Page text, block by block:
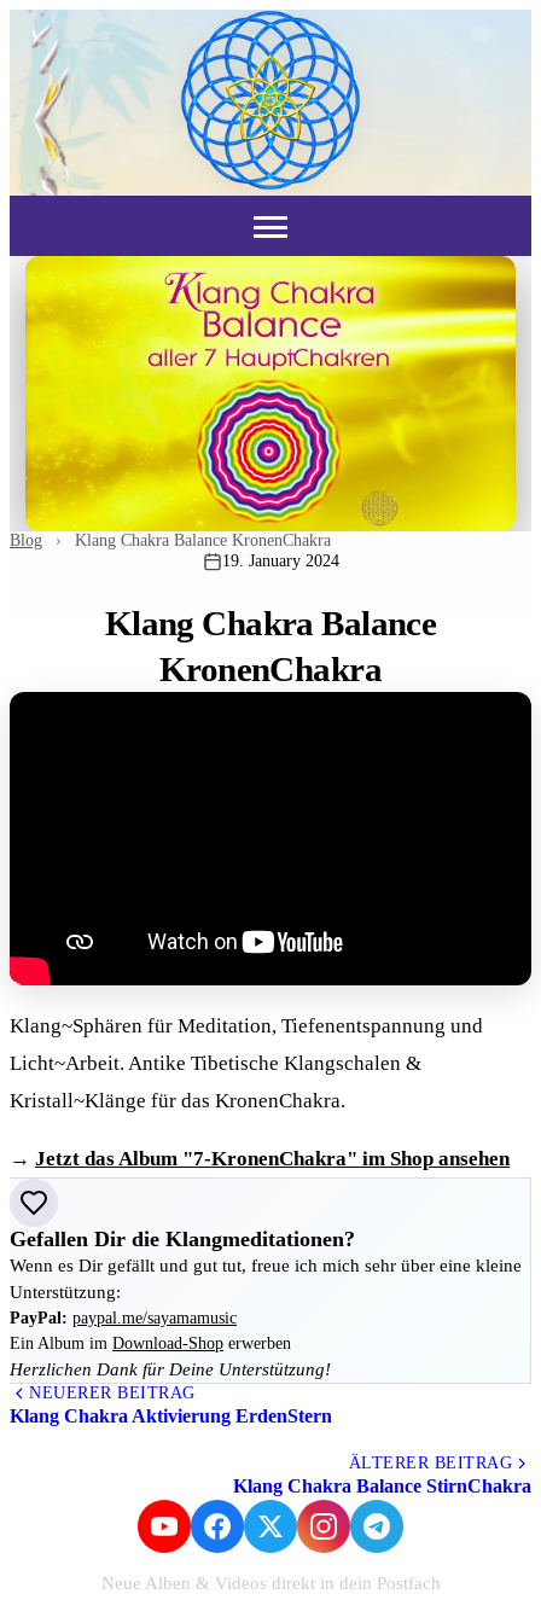
Blog › Klang Chakra Balance KronenChakra
19. January 2024
Klang Chakra Balance
KronenChakra
Klang~Sphären für Meditation, Tiefenentspannung und
Licht~Arbeit. Antike Tibetische Klangschalen &
Kristall~Klänge für das KronenChakra.
→ Jetzt das Album "7-KronenChakra" im Shop ansehen
Gefallen Dir die Klangmeditationen?
Wenn es Dir gefällt und gut tut, freue ich mich sehr über eine kleine
Unterstützung:
PayPal: paypal.me/sayamamusic
Ein Album im Download-Shop erwerben
Herzlichen Dank für Deine Unterstützung!
NEUERER BEITRAG
Klang Chakra Aktivierung ErdenStern
ÄLTERER BEITRAG
Klang Chakra Balance StirnChakra
Neue Alben & Videos direkt in dein Postfach